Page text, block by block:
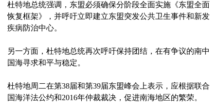
杜特地总统强调，东盟必须确保分阶段全面实施《东盟全面
恢复框架》，并呼吁立即建立东盟突发公共卫生事件和新发
疾病防治中心。
另一方面，杜特地总统再次呼吁保持团结，在有争议的南中
国海寻求和平与稳定。
杜特地周二在第38届和第39届东盟峰会上表示，应根据联合
国海洋法公约和2016年仲裁裁决，促进南海地区的繁荣。